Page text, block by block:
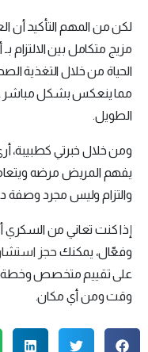
لكن من المهم التأكيد أن
مزيج متكامل بين الالتزام
الحياة من خلال التغذية
مما ينعكس بشكل مباشر
الطويل.
ومن خلال خبرتي كطبيبة،
يفهم المريض مرضه
والتزام وليس مجرد وصفة
إذا كنت تعاني من السكري
وفعّال، يمكنك حجز
على تقييم متخصص وخطة
وقت ومن أي مكان.